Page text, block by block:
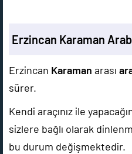
Erzincan Karaman
Erzincan Karaman arası
sürer.
Kendi araçınız ile
sizlere bağlı olarak
bu durum değişmektedir.